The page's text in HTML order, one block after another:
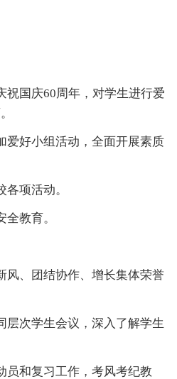
祝国庆60周年，对学生进行爱
爱好小组活动，全面开展素质
项活动。
教育。
风、团结协作、增长集体荣誉
层次学生会议，深入了解学生
员和复习工作，考风考纪教